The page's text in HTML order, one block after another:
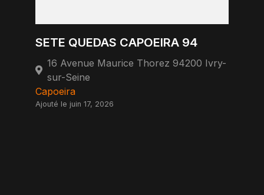
SETE QUEDAS CAPOEIRA 94
16 Avenue Maurice Thorez 94200 Ivry-
sur-Seine
Capoeira
Ajouté le juin 17, 2026